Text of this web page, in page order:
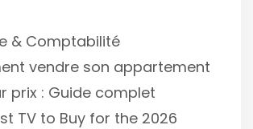
& Comptabilité
vendre son appartement
prix : Guide complet
TV to Buy for the 2026